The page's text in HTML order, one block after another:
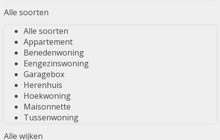
Alle soorten
Alle soorten
Appartement
Benedenwoning
Eengezinswoning
Garagebox
Herenhuis
Hoekwoning
Maisonnette
Tussenwoning
Alle wijken